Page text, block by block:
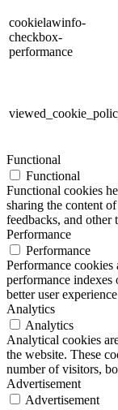
cookielawinfo-
checkbox-
performance
Functional
Functional
Functional cookies
sharing the content
feedbacks, and other
Performance
Performance
Performance cookies
performance
better user
Analytics
Analytics
Analytical cookies
the website. These
number of visitors,
Advertisement
Advertisement